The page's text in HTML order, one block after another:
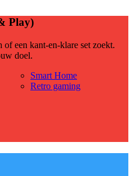
Play)
of een kant-en-klare set zoekt.
doel.
Smart Home
Retro gaming